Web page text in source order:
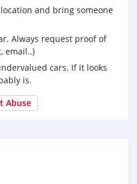
and bring someone
Always request proof of
email..)
cars. If it looks
is.
Abuse